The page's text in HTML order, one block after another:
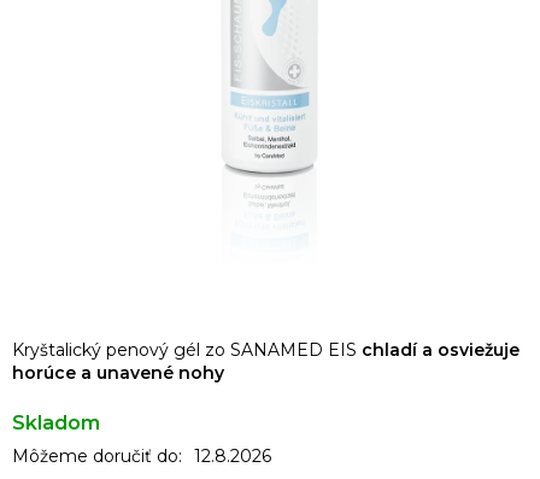
Kryštalický penový gél zo SANAMED EIS chladí a osviežuje
horúce a unavené nohy
Skladom
Môžeme doručiť do: 12.8.2026